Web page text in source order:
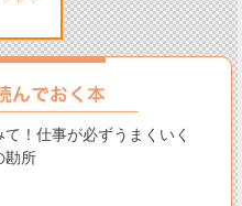
て！仕事が必ずうまくいく
勘所